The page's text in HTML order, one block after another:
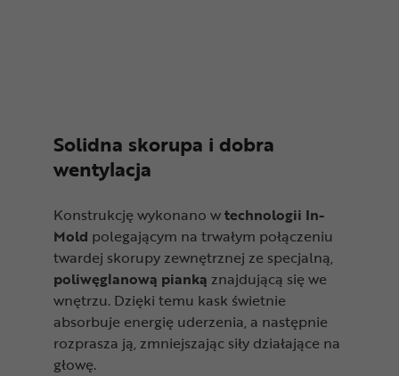
Solidna skorupa i dobra
wentylacja
Konstrukcję wykonano wtechnologii In-
Mold polegającym na trwałym połączeniu
twardej skorupy zewnętrznej ze specjalną,
poliwęglanową pianką znajdującą się we
wnętrzu. Dzięki temu kask świetnie
absorbuje energię uderzenia, a następnie
rozprasza ją, zmniejszając siły działające na
głowę.